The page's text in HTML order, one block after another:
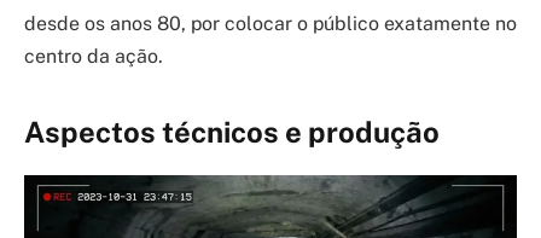
desde os anos 80, por colocar o público exatamente no
centro da ação.
Aspectos técnicos e produção